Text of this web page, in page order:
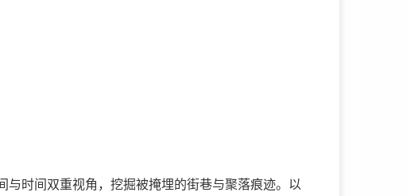
时间双重视角，挖掘被掩埋的街巷与聚落痕迹。以